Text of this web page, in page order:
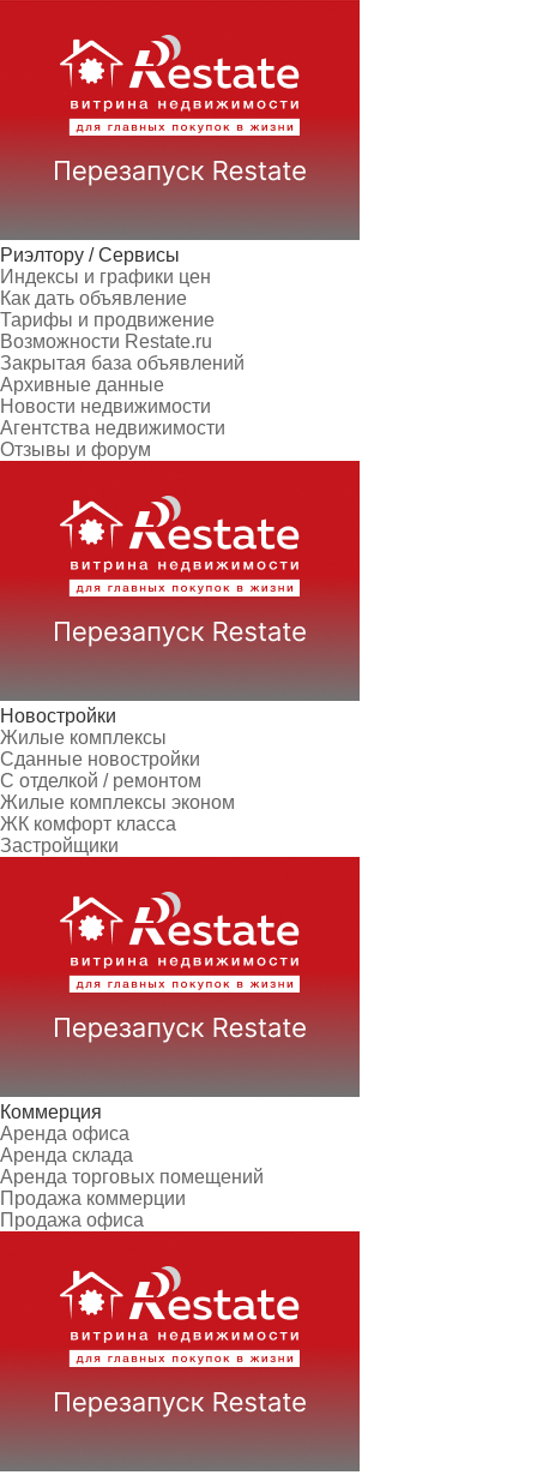
Риэлтору / Сервисы
Индексы и графики цен
Как дать объявление
Тарифы и продвижение
Возможности Restate.ru
Закрытая база объявлений
Архивные данные
Новости недвижимости
Агентства недвижимости
Отзывы и форум
Новостройки
Жилые комплексы
Сданные новостройки
С отделкой / ремонтом
Жилые комплексы эконом
ЖК комфорт класса
Застройщики
Коммерция
Аренда офиса
Аренда склада
Аренда торговых помещений
Продажа коммерции
Продажа офиса